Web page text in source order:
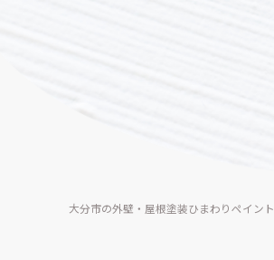
大分市の外壁・屋根塗装ひまわりペイント